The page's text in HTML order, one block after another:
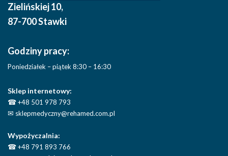
Zielińskiej 10,
87-700 Stawki
Godziny pracy:
Poniedziałek – piątek 8:30 – 16:30
Sklep internetowy:
☎+48 501 978 793
✉ sklepmedyczny@rehamed.com.pl
Wypożyczalnia:
☎+48 791 893 766